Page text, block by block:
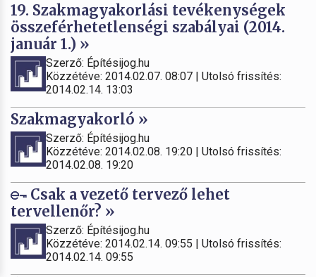
19. Szakmagyakorlási tevékenységek
összeférhetetlenségi szabályai (2014.
január 1.) »
Szerző: Építésijog.hu
Közzétéve: 2014.02.07. 08:07 | Utolsó frissítés:
2014.02.14. 13:03
Szakmagyakorló »
Szerző: Építésijog.hu
Közzétéve: 2014.02.08. 19:20 | Utolsó frissítés:
2014.02.08. 19:20
Csak a vezető tervező lehet
tervellenőr? »
Szerző: Építésijog.hu
Közzétéve: 2014.02.14. 09:55 | Utolsó frissítés:
2014.02.14. 09:55